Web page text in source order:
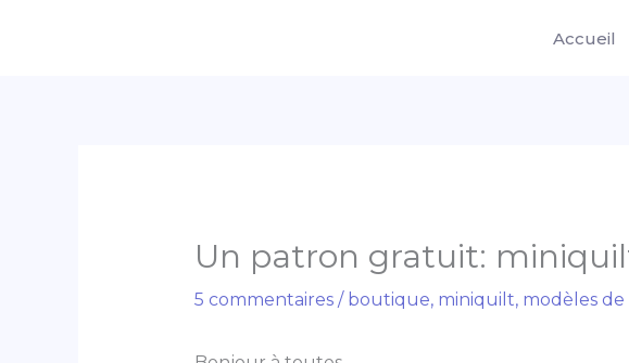
Accueil
Un patron gratuit:
5 commentaires / boutique, miniquilt, modèles